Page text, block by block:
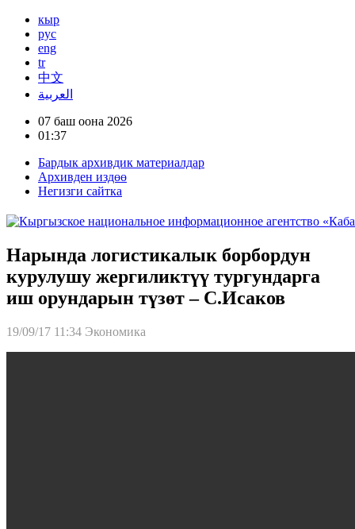
кыр
рус
eng
tr
中文
العربية
07 баш оона 2026
01:37
Бардык архивдик материалдар
Архивден издөө
Негизги сайтка
Нарында логистикалык борбордун
курулушу жергиликтүү тургундарга
иш орундарын түзөт – С.Исаков
19/09/17 11:34 Экономика